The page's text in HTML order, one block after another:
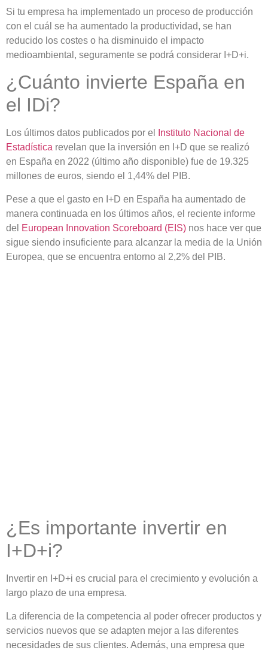
Si tu empresa ha implementado un proceso de producción
con el cuál se ha aumentado la productividad, se han
reducido los costes o ha disminuido el impacto
medioambiental, seguramente se podrá considerar I+D+i.
¿Cuánto invierte España en
el IDi?
Los últimos datos publicados por el
Instituto Nacional de
Estadística revelan que la inversión en I+D que se realizó
en España en 2022 (último año disponible) fue de 19.325
millones de euros, siendo el 1,44% del PIB.
Pese a que el gasto en I+D en España ha aumentado de
manera continuada en los últimos años, el reciente informe
del
European Innovation Scoreboard (EIS) nos hace ver que
sigue siendo insuficiente para alcanzar la media de la Unión
Europea, que se encuentra entorno al 2,2% del PIB.
¿Es importante invertir en
I+D+i?
Invertir en I+D+i es crucial para el crecimiento y evolución a
largo plazo de una empresa.
La diferencia de la competencia al poder ofrecer productos y
servicios nuevos que se adapten mejor a las diferentes
necesidades de sus clientes. Además, una empresa que